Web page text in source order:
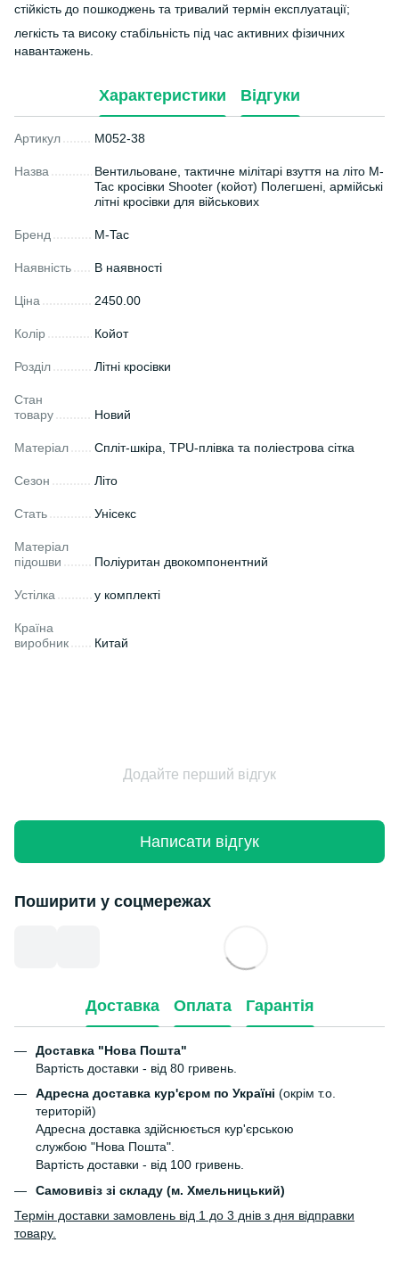
стійкість до пошкоджень та тривалий термін експлуатації;
легкість та високу стабільність під час активних фізичних
навантажень.
Характеристики Відгуки
Артикул M052-38
Назва
Вентильоване, тактичне мілітарі взуття на літо M-
Tac кросівки Shooter (койот) Полегшені, армійські
літні кросівки для військових
Бренд M-Tac
Наявність В наявності
Ціна 2450.00
Колір Койот
Розділ Літні кросівки
Стан
товару
Новий
Матеріал Спліт-шкіра, TPU-плівка та поліестрова сітка
Сезон Літо
Стать Унісекс
Матеріал
підошви
Поліуритан двокомпонентний
Устілка у комплекті
Країна
виробник
Китай
Додайте перший відгук
Написати відгук
Поширити у соцмережах
Доставка Оплата Гарантія
Доставка "Нова Пошта"
Вартість доставки - від 80 гривень.
Адресна доставка кур'єром по Україні (окрім т.о.
територій)
Адресна доставка здійснюється кур'єрською
службою "Нова Пошта".
Вартість доставки - від 100 гривень.
Самовивіз зі складу (м. Хмельницький)
Термін доставки замовлень від 1 до 3 днів з дня відправки
товару.